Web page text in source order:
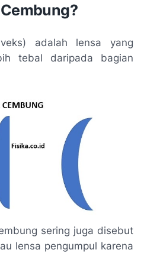
adalah lensa yang
tebal daripada bagian
sering juga disebut
lensa pengumpul karena